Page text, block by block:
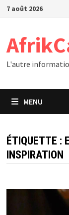
Passer
7 août 2026
L'autre
MENU
ÉTIQUETTE :
INSPIRATION